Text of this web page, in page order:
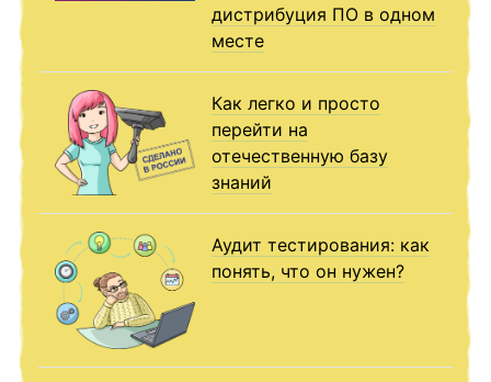
дистрибуция ПО в одном
месте
Как легко и просто
перейти на
отечественную базу
знаний
Аудит тестирования: как
понять, что он нужен?